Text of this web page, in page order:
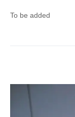
To be added